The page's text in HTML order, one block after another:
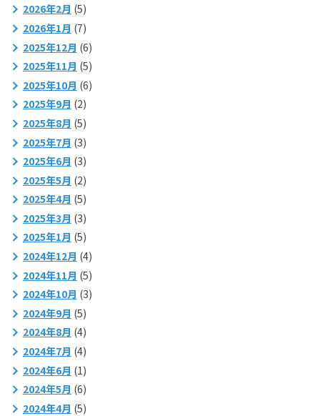
2026年2月 (5)
2026年1月 (7)
2025年12月 (6)
2025年11月 (5)
2025年10月 (6)
2025年9月 (2)
2025年8月 (5)
2025年7月 (3)
2025年6月 (3)
2025年5月 (2)
2025年4月 (5)
2025年3月 (3)
2025年1月 (5)
2024年12月 (4)
2024年11月 (5)
2024年10月 (3)
2024年9月 (5)
2024年8月 (4)
2024年7月 (4)
2024年6月 (1)
2024年5月 (6)
2024年4月 (5)